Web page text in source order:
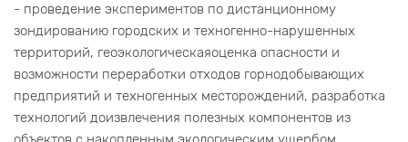
- проведение экспериментов по дистанционному
зондированию городских и техногенно-нарушенных
территорий, геоэкологическаяоценка опасности и
возможности переработки отходов горнодобывающих
предприятий и техногенных месторождений, разработка
технологий доизвлечения полезных компонентов из